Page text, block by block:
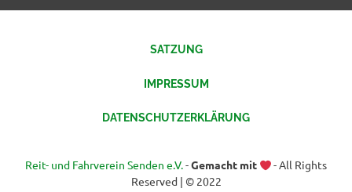
SATZUNG
IMPRESSUM
DATENSCHUTZERKLÄRUNG
Reit- und Fahrverein Senden e.V.-Gemacht mit
- All Rights
Reserved | © 2022